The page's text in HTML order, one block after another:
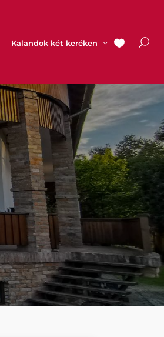
Kalandok két keréken